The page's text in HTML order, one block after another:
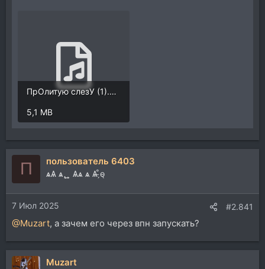
ПрОлитую слезУ (1).mp3
5,1 MB
П пользователь 6403
ѧѦ ѧ ̢ ̱ ̧̱ Ѧѧ ѧ Ѧ ̵̗̊o̵̖
7 Июл 2025 #2.841
@Muzart, а зачем его через впн запускать?
Muzart